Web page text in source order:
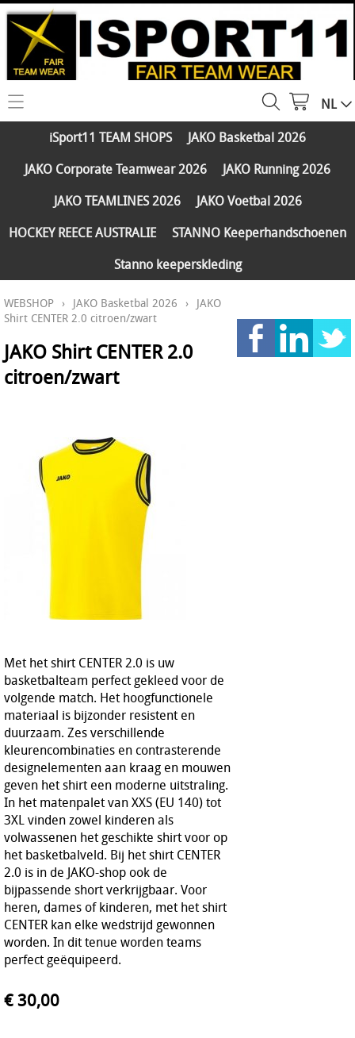
HOME
WEBSHOP
JAKO Running 2026
JAKO TEAMLINES 2026
JAKO Voetbal 2026
HOCKEY REECE AUSTRALIE
Stanno keeperskleding
PARTNERS
Klantengroepen
CONTACT
MY ISPORT11
JAKO Matentabellen
NL
iSport11 TEAM SHOPS
JAKO Basketbal 2026
JAKO Corporate Teamwear 2026
JAKO Running 2026
JAKO TEAMLINES 2026
JAKO Voetbal 2026
HOCKEY REECE AUSTRALIE
STANNO Keeperhandschoenen
Stanno keeperskleding
WEBSHOP › JAKO Basketbal 2026 › JAKO
Shirt CENTER 2.0 citroen/zwart
JAKO Shirt CENTER 2.0
citroen/zwart
Met het shirt CENTER 2.0 is uw
basketbalteam perfect gekleed voor de
volgende match. Het hoogfunctionele
materiaal is bijzonder resistent en
duurzaam. Zes verschillende
kleurencombinaties en contrasterende
designelementen aan kraag en mouwen
geven het shirt een moderne uitstraling.
In het matenpalet van XXS (EU 140) tot
3XL vinden zowel kinderen als
volwassenen het geschikte shirt voor op
het basketbalveld. Bij het shirt CENTER
2.0 is in de JAKO-shop ook de
bijpassende short verkrijgbaar. Voor
heren, dames of kinderen, met het shirt
CENTER kan elke wedstrijd gewonnen
worden. In dit tenue worden teams
perfect geëquipeerd.
€ 30,00